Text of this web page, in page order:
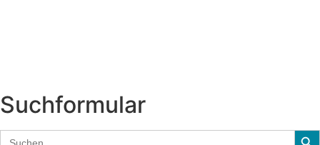
Suchformular
Search